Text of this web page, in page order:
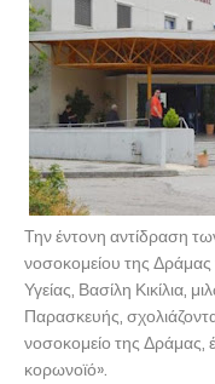
Την έντονη αντίδραση
νοσοκομείου της
Υγείας, Βασίλη Κικίλια,
Παρασκευής,
νοσοκομείο της Δράμας,
κορωνοϊό».